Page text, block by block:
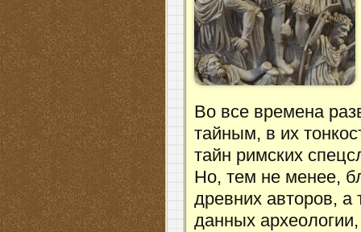
Во все времена
тайным, в их
тайн римских
Но, тем не менее,
древних авторов, а
данных